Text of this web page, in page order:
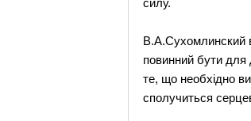
силу.
В.А.Сухомлинский
повинний бути для
те, що необхідно
сполучиться